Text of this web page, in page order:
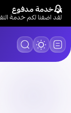
خدمة مدفوع
لقد اضفنا لكم خدمة التقسيط تصل